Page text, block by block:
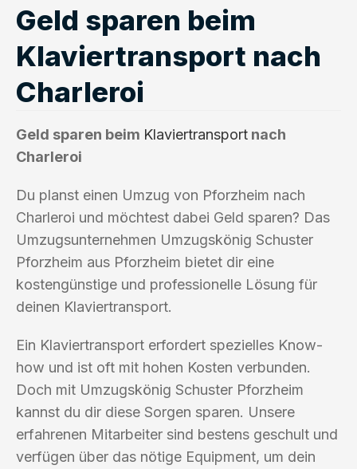
Geld sparen beim
Klaviertransport nach
Charleroi
Geld sparen beim Klaviertransport nach
Charleroi
Du planst einen Umzug von Pforzheim nach
Charleroi und möchtest dabei Geld sparen? Das
Umzugsunternehmen Umzugskönig Schuster
Pforzheim aus Pforzheim bietet dir eine
kostengünstige und professionelle Lösung für
deinen Klaviertransport.
Ein Klaviertransport erfordert spezielles Know-
how und ist oft mit hohen Kosten verbunden.
Doch mit Umzugskönig Schuster Pforzheim
kannst du dir diese Sorgen sparen. Unsere
erfahrenen Mitarbeiter sind bestens geschult und
verfügen über das nötige Equipment, um dein